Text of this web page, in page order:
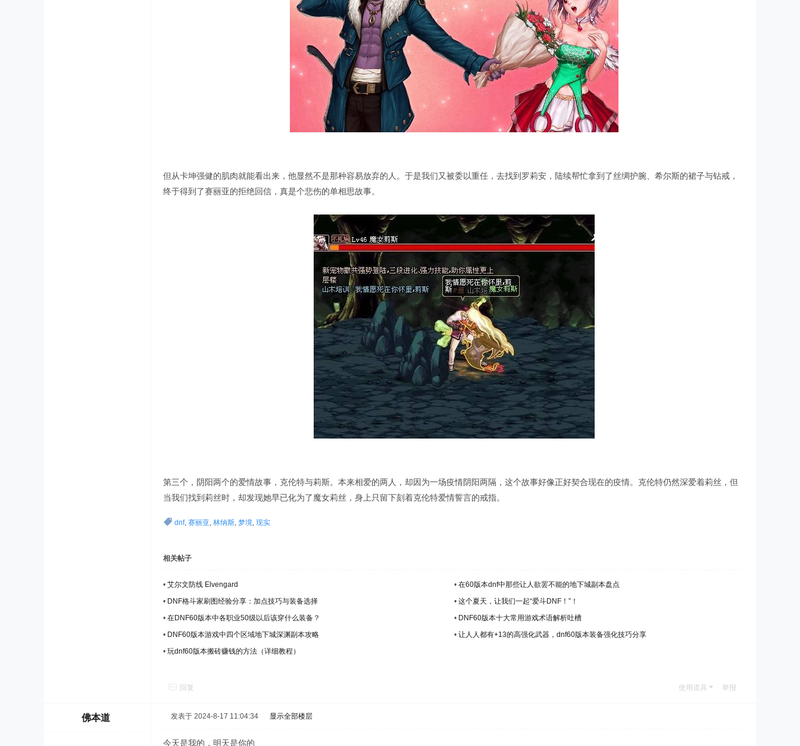
但从卡坤强健的肌肉就能看出来，他显然不是那种容易放弃的人。于是我们又被委以重任，去找到罗莉安，陆续帮忙拿到了丝绸护腕、希尔斯的裙子与钻戒，
终于得到了赛丽亚的拒绝回信，真是个悲伤的单相思故事。
第三个，阴阳两个的爱情故事，克伦特与莉斯。本来相爱的两人，却因为一场疫情阴阳两隔，这个故事好像正好契合现在的疫情。克伦特仍然深爱着莉丝，但
当我们找到莉丝时，却发现她早已化为了魔女莉丝，身上只留下刻着克伦特爱情誓言的戒指。
dnf, 赛丽亚, 林纳斯, 梦境, 现实
相关帖子
• 艾尔文防线 Elvengard • 在60版本dnf中那些让人欲罢不能的地下城副本盘点
• DNF格斗家刷图经验分享：加点技巧与装备选择 • 这个夏天，让我们一起“爱斗DNF！”！
• 在DNF60版本中各职业50级以后该穿什么装备？ • DNF60版本十大常用游戏术语解析吐槽
• DNF60版本游戏中四个区域地下城深渊副本攻略 • 让人人都有+13的高强化武器，dnf60版本装备强化技巧分享
• 玩dnf60版本搬砖赚钱的方法（详细教程）
回复 使用道具 举报
佛本道 发表于 2024-8-17 11:04:34 显示全部楼层
今天是我的，明天是你的